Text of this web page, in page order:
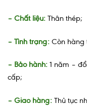
– Chất liệu: Thân thép;
– Tình trạng: Còn hàng
– Bảo hành: 1 năm –
cấp;
– Giao hàng: Thủ tục